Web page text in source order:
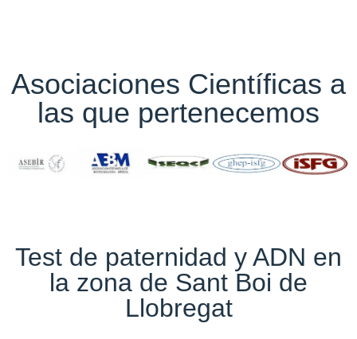
Asociaciones Científicas a
las que pertenecemos
Test de paternidad y ADN en
la zona de Sant Boi de
Llobregat